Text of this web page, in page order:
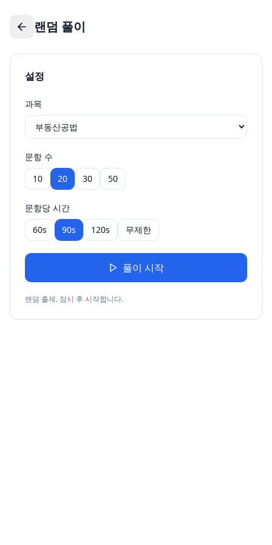
랜덤 풀이
설정
과목
문항 수
10
20 30 50
문항당 시간
60s
90s 120s 무제한
풀이 시작
랜덤 출제. 잠시 후 시작합니다.